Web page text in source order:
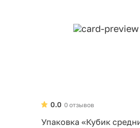
0 отзывов
0.0
Упаковка «Кубик